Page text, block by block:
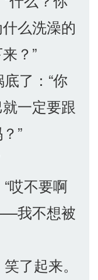
么洗澡的
？”
了：“你
一定要跟
”
哎不要啊
我不想被
了起来。